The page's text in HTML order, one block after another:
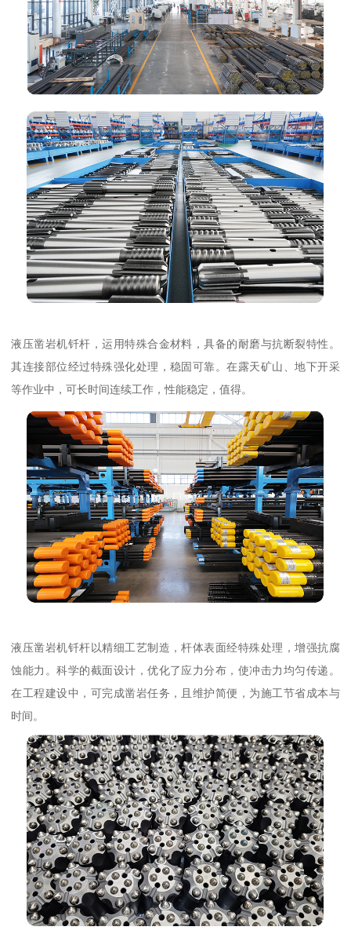
液压凿岩机钎杆，运用特殊合金材料，具备的耐磨与抗断裂特性。
其连接部位经过特殊强化处理，稳固可靠。在露天矿山、地下开采
等作业中，可长时间连续工作，性能稳定，值得。​
液压凿岩机钎杆以精细工艺制造，杆体表面经特殊处理，增强抗腐
蚀能力。科学的截面设计，优化了应力分布，使冲击力均匀传递。
在工程建设中，可完成凿岩任务，且维护简便，为施工节省成本与
时间。​